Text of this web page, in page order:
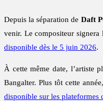
Depuis la séparation de Daft
venir. Le compositeur signera
disponible dès le 5 juin 2026.
À cette même date, l’artiste
Bangalter. Plus tôt cette
disponible sur les plateformes